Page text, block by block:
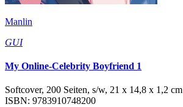
Manlin
GUI
My Online-Celebrity Boyfriend 1
Softcover, 200 Seiten, s/w, 21 x 14,8 x 1,2 cm
ISBN: 9783910748200